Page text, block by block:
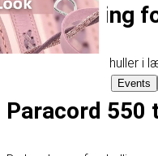
Events
Læderlacing
Først skal du lave huller i
Paracord 550